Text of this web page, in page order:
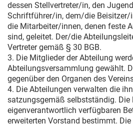
dessen Stellvertreter/in, den
Schriftführer/in, dem/die Beisitzer/
die Mitarbeiter/innen, denen feste
sind, geleitet. Der/die
Vertreter gemäß § 30 BGB.
3. Die Mitglieder der Abteilung
Abteilungsversammlung gewählt.
gegenüber den Organen des
4. Die Abteilungen verwalten die
satzungsgemäß selbstständig. Die
eigenverantwortlich verfügbaren
erweiterten Vorstand bestimmt.